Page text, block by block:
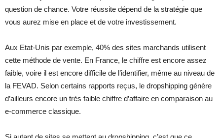
question de chance. Votre réussite dépend de la stratégie que
vous aurez mise en place et de votre investissement.
Aux Etat-Unis par exemple, 40% des sites marchands utilisent
cette méthode de vente. En France, le chiffre est encore assez
faible, voire il est encore difficile de l’identifier, même au niveau de
la FEVAD. Selon certains rapports reçus, le dropshipping génère
d’ailleurs encore un très faible chiffre d’affaire en comparaison au
e-commerce classique.